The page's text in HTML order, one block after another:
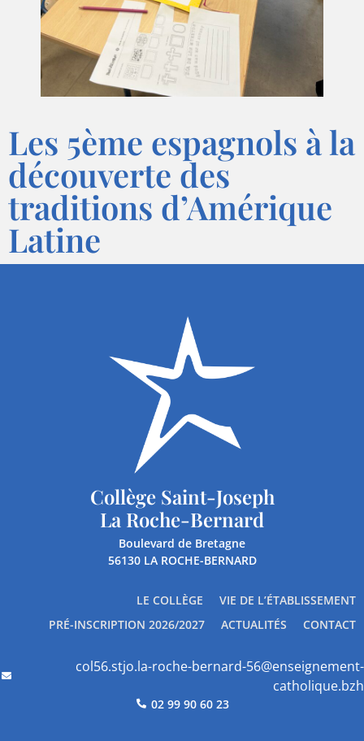
Les 5ème espagnols à la
découverte des
traditions d’Amérique
Latine
Collège Saint-Joseph
La Roche-Bernard
Boulevard de Bretagne
56130 LA ROCHE-BERNARD
LE COLLÈGE
VIE DE L’ÉTABLISSEMENT
PRÉ-INSCRIPTION 2026/2027
ACTUALITÉS CONTACT
col56.stjo.la-roche-bernard-56@enseignement-
catholique.bzh
02 99 90 60 23